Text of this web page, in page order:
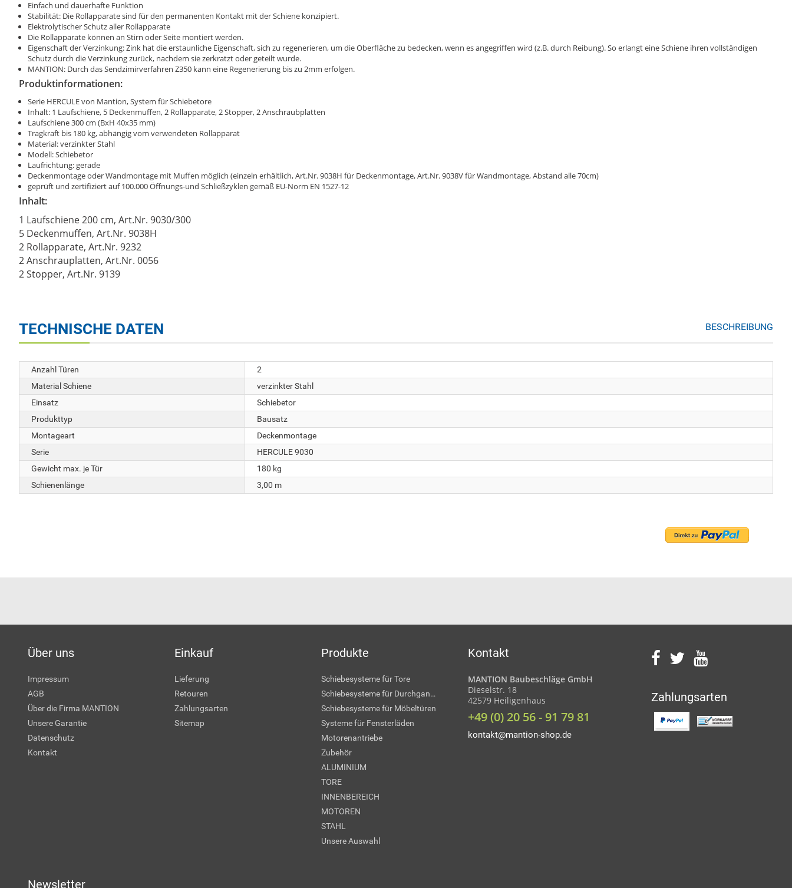
Einfach und dauerhafte Funktion
Stabilität: Die Rollapparate sind für den permanenten Kontakt mit der Schiene konzipiert.
Elektrolytischer Schutz aller Rollapparate
Die Rollapparate können an Stirn oder Seite montiert werden.
Eigenschaft der Verzinkung: Zink hat die erstaunliche Eigenschaft, sich zu regenerieren, um die Oberfläche zu bedecken, wenn es angegriffen wird (z.B. durch Reibung). So erlangt eine Schiene ihren vollständigen
Schutz durch die Verzinkung zurück, nachdem sie zerkratzt oder geteilt wurde.
MANTION: Durch das Sendzimirverfahren Z350 kann eine Regenerierung bis zu 2mm erfolgen.
Produktinformationen:
Serie HERCULE von Mantion, System für Schiebetore
Inhalt: 1 Laufschiene, 5 Deckenmuffen, 2 Rollapparate, 2 Stopper, 2 Anschraubplatten
Laufschiene 300 cm (BxH 40x35 mm)
Tragkraft bis 180 kg, abhängig vom verwendeten Rollapparat
Material: verzinkter Stahl
Modell: Schiebetor
Laufrichtung: gerade
Deckenmontage oder Wandmontage mit Muffen möglich (einzeln erhältlich, Art.Nr. 9038H für Deckenmontage, Art.Nr. 9038V für Wandmontage, Abstand alle 70cm)
geprüft und zertifiziert auf 100.000 Öffnungs-und Schließzyklen gemäß EU-Norm EN 1527-12
Inhalt:
1 Laufschiene 200 cm, Art.Nr. 9030/300
5 Deckenmuffen, Art.Nr. 9038H
2 Rollapparate, Art.Nr. 9232
2 Anschrauplatten, Art.Nr. 0056
2 Stopper, Art.Nr. 9139
TECHNISCHE DATEN BESCHREIBUNG
Anzahl Türen
2
Material Schiene
verzinkter Stahl
Einsatz
Schiebetor
Produkttyp
Bausatz
Montageart
Deckenmontage
Serie
HERCULE 9030
Gewicht max. je Tür
180 kg
Schienenlänge
3,00 m
Über uns
Impressum
AGB
Über die Firma MANTION
Unsere Garantie
Datenschutz
Kontakt
Einkauf
Lieferung
Retouren
Zahlungsarten
Sitemap
Produkte
Schiebesysteme für Tore
Schiebesysteme für Durchgangstüren
Schiebesysteme für Möbeltüren
Systeme für Fensterläden
Motorenantriebe
Zubehör
ALUMINIUM
TORE
INNENBEREICH
MOTOREN
STAHL
Unsere Auswahl
Kontakt
MANTION Baubeschläge GmbH
Dieselstr. 18
42579 Heiligenhaus
+49 (0) 20 56 - 91 79 81
kontakt@mantion-shop.de
Zahlungsarten
Newsletter